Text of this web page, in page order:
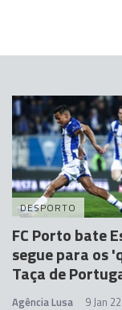
DESPORTO
FC Porto bate
segue para os
Taça de
Agência Lusa 9 Jan